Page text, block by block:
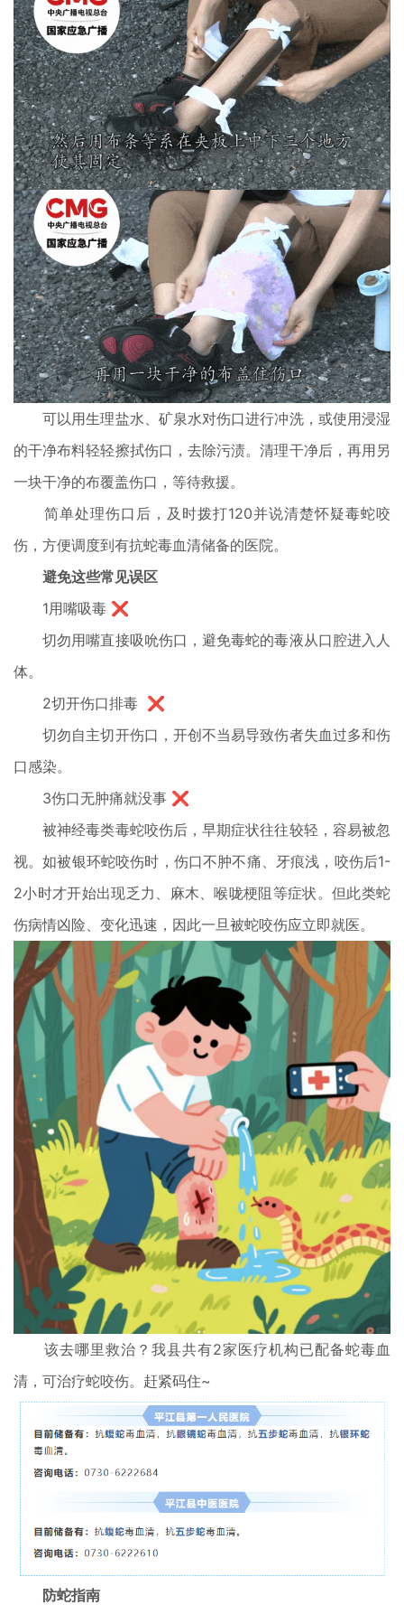
可以用生理盐水、矿泉水对伤口进行冲洗，或使用浸湿
的干净布料轻轻擦拭伤口，去除污渍。清理干净后，再用另
一块干净的布覆盖伤口，等待救援。
简单处理伤口后，及时拨打120并说清楚怀疑毒蛇咬
伤，方便调度到有抗蛇毒血清储备的医院。
避免这些常见误区
1用嘴吸毒 ❌
切勿用嘴直接吸吮伤口，避免毒蛇的毒液从口腔进入人
体。
2切开伤口排毒 ❌
切勿自主切开伤口，开创不当易导致伤者失血过多和伤
口感染。
3伤口无肿痛就没事 ❌
被神经毒类毒蛇咬伤后，早期症状往往较轻，容易被忽
视。如被银环蛇咬伤时，伤口不肿不痛、牙痕浅，咬伤后1-
2小时才开始出现乏力、麻木、喉咙梗阻等症状。但此类蛇
伤病情凶险、变化迅速，因此一旦被蛇咬伤应立即就医。
该去哪里救治？我县共有2家医疗机构已配备蛇毒血
清，可治疗蛇咬伤。赶紧码住~
防蛇指南